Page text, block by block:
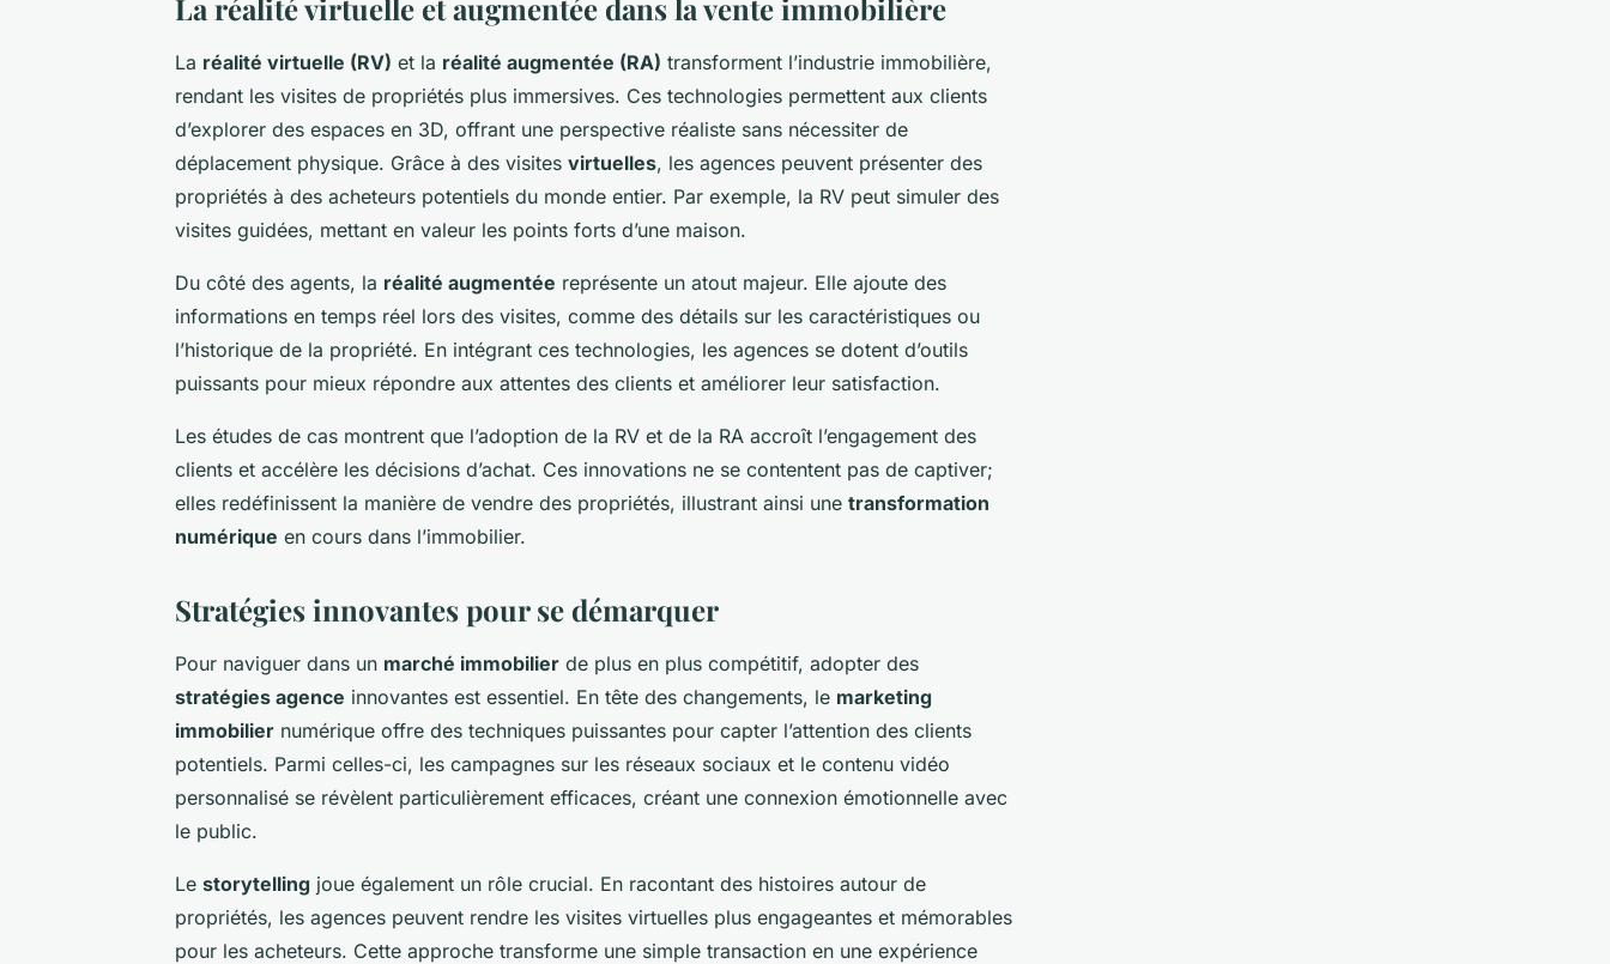
La réalité virtuelle et augmentée dans la vente immobilière
La réalité virtuelle (RV) et la réalité augmentée (RA) transforment l’industrie immobilière,
rendant les visites de propriétés plus immersives. Ces technologies permettent aux clients
d’explorer des espaces en 3D, offrant une perspective réaliste sans nécessiter de
déplacement physique. Grâce à des visites virtuelles, les agences peuvent présenter des
propriétés à des acheteurs potentiels du monde entier. Par exemple, la RV peut simuler des
visites guidées, mettant en valeur les points forts d’une maison.
Du côté des agents, la réalité augmentée représente un atout majeur. Elle ajoute des
informations en temps réel lors des visites, comme des détails sur les caractéristiques ou
l’historique de la propriété. En intégrant ces technologies, les agences se dotent d’outils
puissants pour mieux répondre aux attentes des clients et améliorer leur satisfaction.
Les études de cas montrent que l’adoption de la RV et de la RA accroît l’engagement des
clients et accélère les décisions d’achat. Ces innovations ne se contentent pas de captiver;
elles redéfinissent la manière de vendre des propriétés, illustrant ainsi une transformation
numérique en cours dans l’immobilier.
Stratégies innovantes pour se démarquer
Pour naviguer dans un marché immobilier de plus en plus compétitif, adopter des
stratégies agence innovantes est essentiel. En tête des changements, le marketing
immobilier numérique offre des techniques puissantes pour capter l’attention des clients
potentiels. Parmi celles-ci, les campagnes sur les réseaux sociaux et le contenu vidéo
personnalisé se révèlent particulièrement efficaces, créant une connexion émotionnelle avec
le public.
Le storytelling joue également un rôle crucial. En racontant des histoires autour de
propriétés, les agences peuvent rendre les visites virtuelles plus engageantes et mémorables
pour les acheteurs. Cette approche transforme une simple transaction en une expérience